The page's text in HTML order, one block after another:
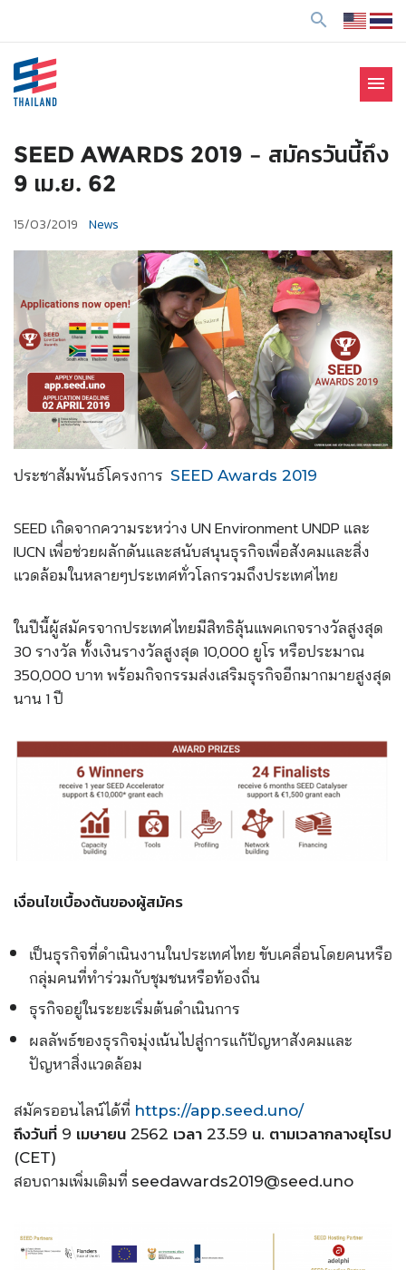
search
Enterprise: SE
menu
SEED AWARDS 2019 – สมัครวันนี้ถึง
9 เม.ย. 62
15/03/2019 News
ประชาสัมพันธ์โครงการ SEED Awards 2019
SEED เกิดจากความระหว่าง UN Environment UNDP และ
IUCN เพื่อช่วยผลักดันและสนับสนุนธุรกิจเพื่อสังคมและสิ่ง
แวดล้อมในหลายๆประเทศทั่วโลกรวมถึงประเทศไทย
ในปีนี้ผู้สมัครจากประเทศไทยมีสิทธิลุ้นแพคเกจรางวัลสูงสุด
30 รางวัล ทั้งเงินรางวัลสูงสุด 10,000 ยูโร หรือประมาณ
350,000 บาท พร้อมกิจกรรมส่งเสริมธุรกิจอีกมากมายสูงสุด
นาน 1 ปี
เงื่อนไขเบื้องต้นของผู้สมัคร
เป็นธุรกิจที่ดำเนินงานในประเทศไทย ขับเคลื่อนโดยคนหรือ
กลุ่มคนที่ทำร่วมกับชุมชนหรือท้องถิ่น
ธุรกิจอยู่ในระยะเริ่มต้นดำเนินการ
ผลลัพธ์ของธุรกิจมุ่งเน้นไปสู่การแก้ปัญหาสังคมและ
ปัญหาสิ่งแวดล้อม
สมัครออนไลน์ได้ที่ https://app.seed.uno/
ถึงวันที่ 9 เมษายน 2562 เวลา 23.59 น. ตามเวลากลางยุโรป
(CET)
สอบถามเพิ่มเติมที่ seedawards2019@seed.uno